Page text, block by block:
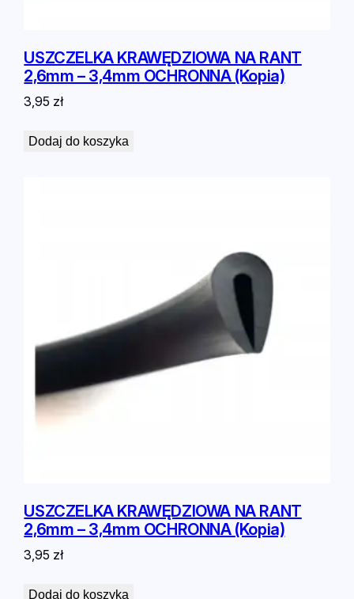
USZCZELKA KRAWĘDZIOWA NA RANT
2,6mm – 3,4mm OCHRONNA (Kopia)
3,95 zł
Dodaj do koszyka
USZCZELKA KRAWĘDZIOWA NA RANT
2,6mm – 3,4mm OCHRONNA (Kopia)
3,95 zł
Dodaj do koszyka